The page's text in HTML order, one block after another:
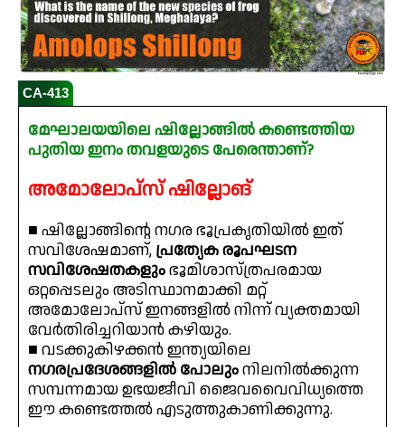
CA-413
മേഘാലയയിലെ ഷില്ലോങ്ങിൽ കണ്ടെത്തിയ
പുതിയ ഇനം തവളയുടെ പേരെന്താണ്?
അമോലോപ്സ് ഷില്ലോങ്
■ ഷില്ലോങ്ങിന്റെ നഗര ഭൂപ്രകൃതിയിൽ ഇത്
സവിശേഷമാണ്, പ്രത്യേക രൂപഘടന
സവിശേഷതകളുംഭൂമിശാസ്ത്രപരമായ
ഒറ്റപ്പെടലും അടിസ്ഥാനമാക്കി മറ്റ്
അമോലോപ്സ് ഇനങ്ങളിൽ നിന്ന് വ്യക്തമായി
വേർതിരിച്ചറിയാൻ കഴിയും.
■ വടക്കുകിഴക്കൻ ഇന്ത്യയിലെ
നഗരപ്രദേശങ്ങളിൽ പോലുംനിലനിൽക്കുന്ന
സമ്പന്നമായ ഉഭയജീവി ജൈവവൈവിധ്യത്തെ
ഈ കണ്ടെത്തൽ എടുത്തുകാണിക്കുന്നു.